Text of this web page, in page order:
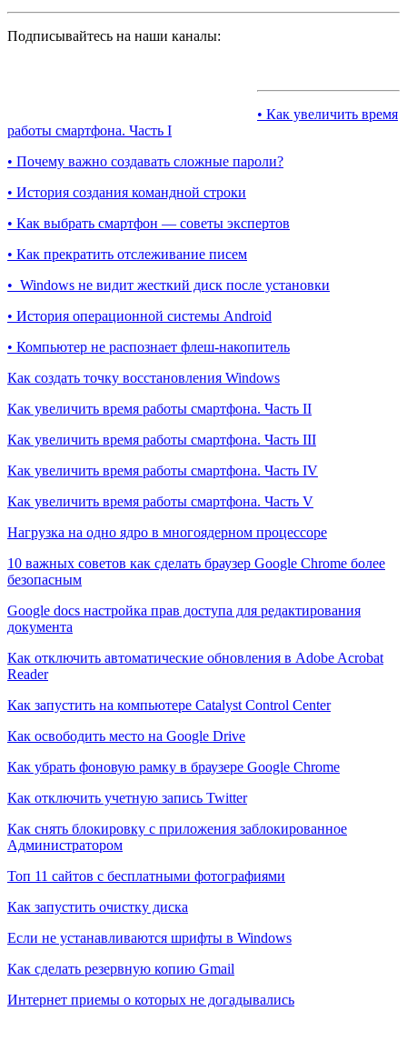
Подписывайтесь на наши каналы:
• Как увеличить время
работы смартфона. Часть I
• Почему важно создавать сложные пароли?
• История создания командной строки
• Как выбрать смартфон — советы экспертов
• Как прекратить отслеживание писем
• Windows не видит жесткий диск после установки
• История операционной системы Android
• Компьютер не распознает флеш-накопитель
Как создать точку восстановления Windows
Как увеличить время работы смартфона. Часть II
Как увеличить время работы смартфона. Часть III
Как увеличить время работы смартфона. Часть IV
Как увеличить время работы смартфона. Часть V
Нагрузка на одно ядро в многоядерном процессоре
10 важных советов как сделать браузер Google Chrome более
безопасным
Google docs настройка прав доступа для редактирования
документа
Как отключить автоматические обновления в Adobe Acrobat
Reader
Как запустить на компьютере Catalyst Control Center
Как освободить место на Google Drive
Как убрать фоновую рамку в браузере Google Chrome
Как отключить учетную запись Twitter
Как снять блокировку с приложения заблокированное
Администратором
Топ 11 сайтов с бесплатными фотографиями
Как запустить очистку диска
Если не устанавливаются шрифты в Windows
Как сделать резервную копию Gmail
Интернет приемы о которых не догадывались